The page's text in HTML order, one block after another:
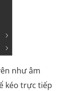
như âm
kéo trực tiếp